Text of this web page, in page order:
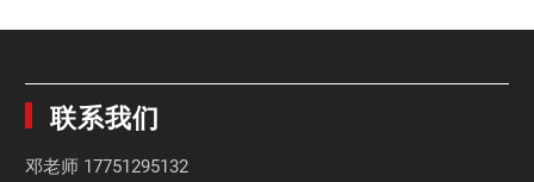
联系我们
邓老师 17751295132